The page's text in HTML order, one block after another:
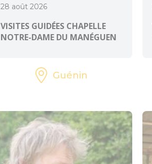
28 août 2026
VISITES GUIDÉES CHAPELLE
NOTRE-DAME DU MANÉGUEN
Guénin